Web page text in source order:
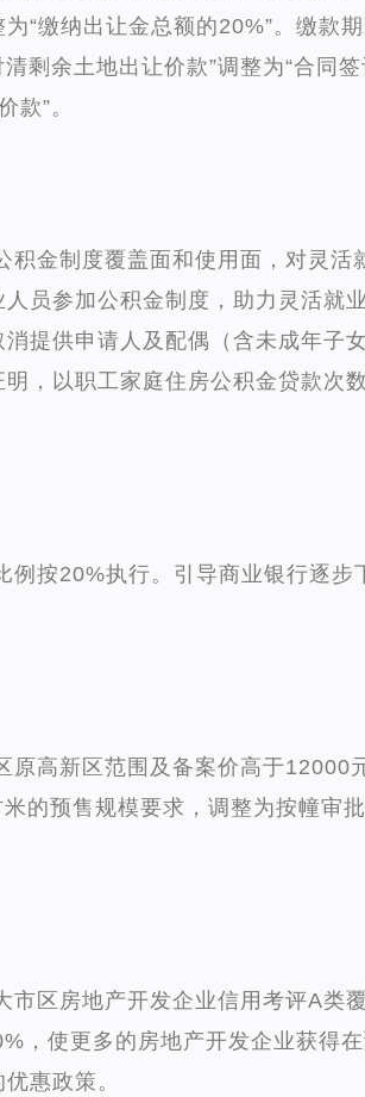
“缴纳出让金总额的20%”。缴款期
剩余土地出让价款”调整为“合同签
款”。
积金制度覆盖面和使用面，对灵活
员参加公积金制度，助力灵活就
提供申请人及配偶（含未成年子女
，以职工家庭住房公积金贷款次
例按20%执行。引导商业银行逐步
原高新区范围及备案价高于12000
的预售规模要求，调整为按幢审
市区房地产开发企业信用考评A类
，使更多的房地产开发企业获得
惠政策。